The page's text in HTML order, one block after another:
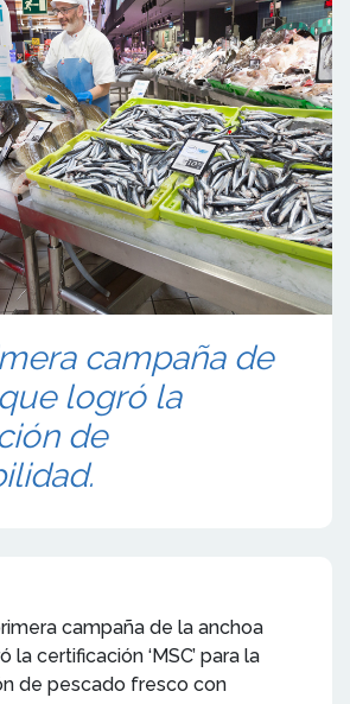
campaña de
logró la
de
campaña de la anchoa
certificación ‘MSC’ para la
de pescado fresco con